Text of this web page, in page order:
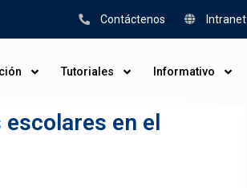
Contáctenos Intranet
Tutoriales Informativo
en el